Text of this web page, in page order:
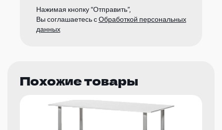
Нажимая кнопку “Отправить”,
Вы соглашаетесь сОбработкой персональных
данных
Похожие товары